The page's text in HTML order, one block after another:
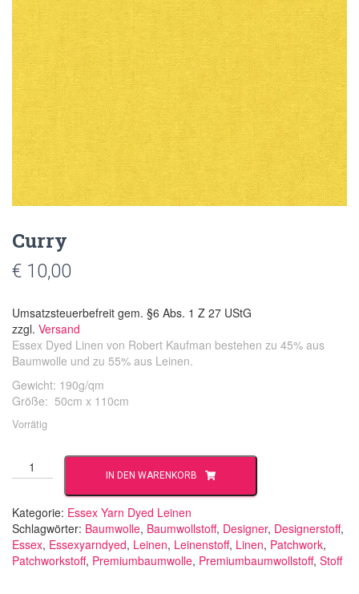
Curry
€ 10,00
Umsatzsteuerbefreit gem. §6 Abs. 1 Z 27 UStG
zzgl. Versand
Essex Dyed Linen von Robert Kaufman bestehen zu 45% aus
Baumwolle und zu 55% aus Leinen.
Gewicht: 190g/qm
Größe: 50cm x 110cm
Vorrätig
Curry
Menge
IN DEN WARENKORB
Kategorie: Essex Yarn Dyed Leinen
Schlagwörter: Baumwolle, Baumwollstoff, Designer, Designerstoff,
Essex, Essexyarndyed, Leinen, Leinenstoff, Linen, Patchwork,
Patchworkstoff, Premiumbaumwolle, Premiumbaumwollstoff, Stoff